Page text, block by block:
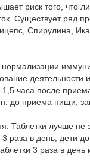
риск того, что
Существует ряд
Спирулина,
нормализации
1,5 часа после
до приема пищи,
Таблетки лучше не
раза в день; дети
3 раза в